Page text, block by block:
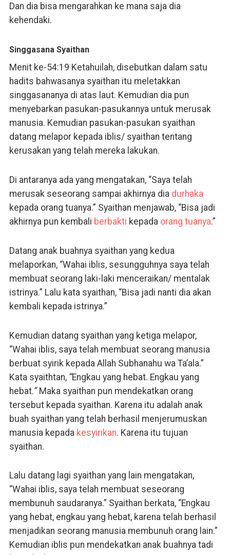
Dan dia bisa mengarahkan ke mana saja dia
kehendaki.
Singgasana Syaithan
Menit ke-54:19 Ketahuilah, disebutkan dalam satu
hadits bahwasanya syaithan itu meletakkan
singgasananya di atas laut. Kemudian dia pun
menyebarkan pasukan-pasukannya untuk merusak
manusia. Kemudian pasukan-pasukan syaithan
datang melapor kepada iblis/ syaithan tentang
kerusakan yang telah mereka lakukan.
Di antaranya ada yang mengatakan, “Saya telah
merusak seseorang sampai akhirnya dia durhaka
kepada orang tuanya.” Syaithan menjawab, “Bisa jadi
akhirnya pun kembali berbakti kepada orang tuanya.”
Datang anak buahnya syaithan yang kedua
melaporkan, “Wahai iblis, sesungguhnya saya telah
membuat seorang laki-laki menceraikan/ mentalak
istrinya.” Lalu kata syaithan, “Bisa jadi nanti dia akan
kembali kepada istrinya.”
Kemudian datang syaithan yang ketiga melapor,
“Wahai iblis, saya telah membuat seorang manusia
berbuat syirik kepada Allah Subhanahu wa Ta’ala.”
Kata syaithtan, “Engkau yang hebat. Engkau yang
hebat.“Maka syaithan pun mendekatkan orang
tersebut kepada syaithan. Karena itu adalah anak
buah syaithan yang telah berhasil menjerumuskan
manusia kepada kesyirikan. Karena itu tujuan
syaithan.
Lalu datang lagi syaithan yang lain mengatakan,
“Wahai iblis, saya telah membuat seseorang
membunuh saudaranya.” Syaithan berkata, “Engkau
yang hebat, engkau yang hebat, karena telah berhasil
menjadikan seorang manusia membunuh orang lain.”
Kemudian iblis pun mendekatkan anak buahnya tadi